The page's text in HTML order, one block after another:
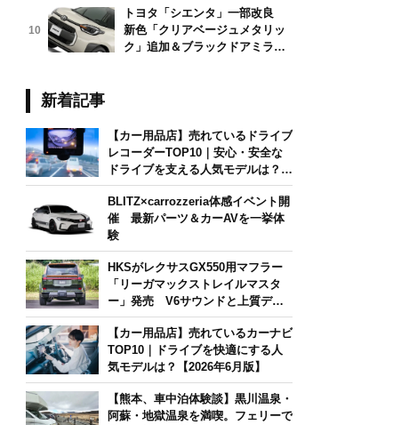
10
トヨタ「シエンタ」一部改良
新色「クリアベージュメタリッ
ク」追加＆ブラックドアミラー
新着記事
【カー用品店】売れているドライブ
レコーダーTOP10｜安心・安全な
ドライブを支える人気モデルは？
【2026年6月版】
BLITZ×carrozzeria体感イベント開
催 最新パーツ＆カーAVを一挙体
験
HKSがレクサスGX550用マフラー
「リーガマックストレイルマスタ
ー」発売 V6サウンドと上質デザ
インを両立
【カー用品店】売れているカーナビ
TOP10｜ドライブを快適にする人
気モデルは？【2026年6月版】
【熊本、車中泊体験談】黒川温泉・
阿蘇・地獄温泉を満喫。フェリーで